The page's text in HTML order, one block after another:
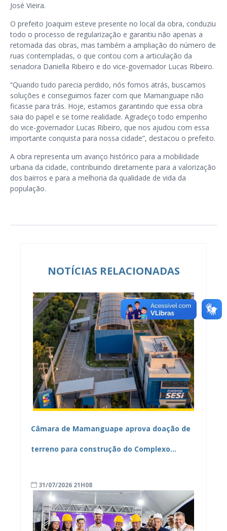
José Vieira.
O prefeito Joaquim esteve presente no local da obra, conduziu
todo o processo de regularização e garantiu não apenas a
retomada das obras, mas também a ampliação do número de
ruas contempladas, o que contou com a articulação da
senadora Daniella Ribeiro e do vice-governador Lucas Ribeiro.
“Quando tudo parecia perdido, nós fomos atrás, buscamos
soluções e conseguimos fazer com que Mamanguape não
ficasse para trás. Hoje, estamos garantindo que essa obra
saia do papel e se torne realidade. Agradeço todo empenho
do vice-governador Lucas Ribeiro, que nos ajudou com essa
importante conquista para nossa cidade”, destacou o prefeito.
A obra representa um avanço histórico para a mobilidade
urbana da cidade, contribuindo diretamente para a valorização
dos bairros e para a melhoria da qualidade de vida da
população.
NOTÍCIAS RELACIONADAS
Câmara de Mamanguape aprova doação de
terreno para construção do Complexo
31/07/2026 21H08